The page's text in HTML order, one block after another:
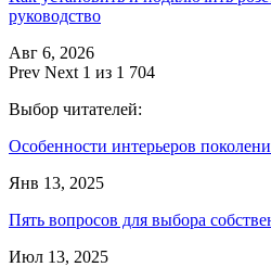
руководство
Авг 6, 2026
Prev Next 1 из 1 704
Выбор читателей:
Особенности интерьеров
Янв 13, 2025
Пять вопросов для выбора
Июл 13, 2025